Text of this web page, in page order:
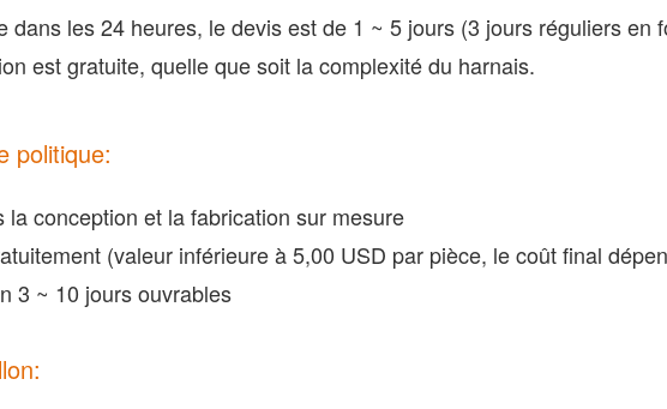
dans les 24 heures, le devis est de 1 ~ 5 jours (3 jours réguliers en
est gratuite, quelle que soit la complexité du harnais.
politique:
conception et la fabrication sur mesure
(valeur inférieure à 5,00 USD par pièce, le coût final
3 ~ 10 jours ouvrables